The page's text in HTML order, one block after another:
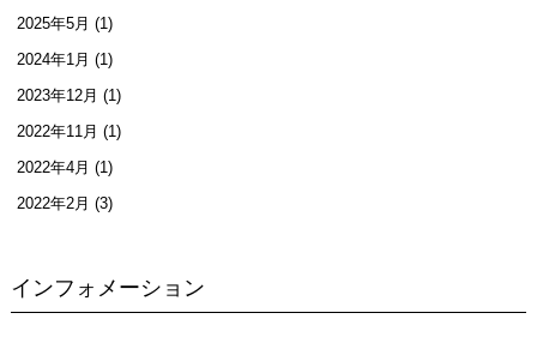
2025年5月 (1)
2024年1月 (1)
2023年12月 (1)
2022年11月 (1)
2022年4月 (1)
2022年2月 (3)
インフォメーション